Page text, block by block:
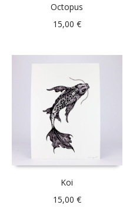
Octopus
15,00 €
Koi
15,00 €